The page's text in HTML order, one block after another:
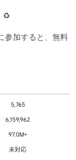
♻️
参加すると、無料
5,765
6,159,962
97.0M+
未対応